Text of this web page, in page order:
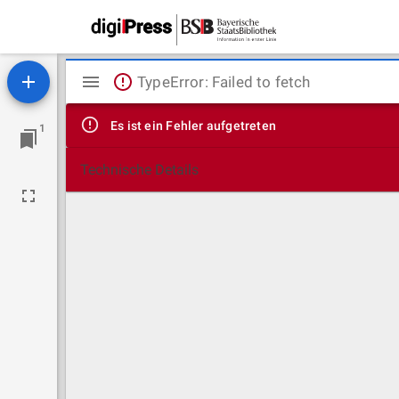
1
Mirador
Viewer
TypeError: Failed to fetch
Es ist ein Fehler aufgetreten
Technische Details